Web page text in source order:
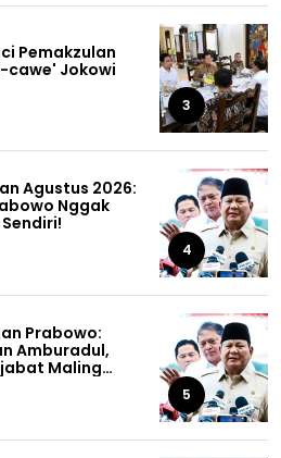
Pemakzulan
cawe' Jokowi
3
Agustus 2026:
Nggak
4
Prabowo:
Amburadul,
Maling
5